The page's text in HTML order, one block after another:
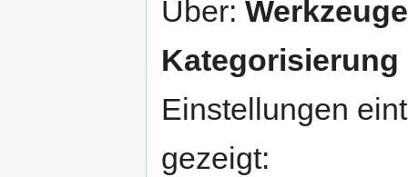
Über:
Kategorisierung
Einstellungen
gezeigt: